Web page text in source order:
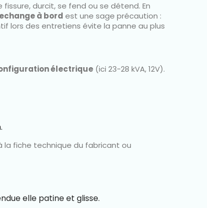
durcit, se fend ou se détend. En
à bord est une sage précaution :
lors des entretiens évite la panne au plus
électrique (ici 23-28 kVA, 12V).
la fiche technique du fabricant ou
elle patine et glisse.